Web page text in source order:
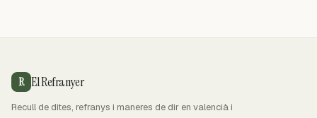
R El Refranyer
Recull de dites, refranys i maneres de dir en valencià i